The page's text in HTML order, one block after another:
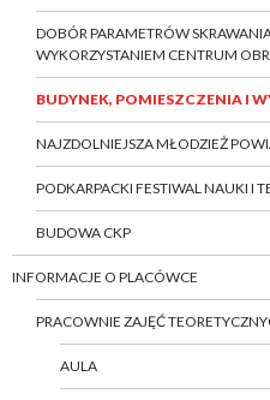
DOBÓR PARAMETRÓW
WYKORZYSTANIEM CENTRUM
BUDYNEK, POMIESZCZENIA I
NAJZDOLNIEJSZA MŁODZIEŻ
PODKARPACKI FESTIWAL NAUKI I
BUDOWA CKP
INFORMACJE O PLACÓWCE
PRACOWNIE ZAJĘĆ
AULA